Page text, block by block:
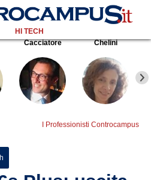
HI TECH
Cacciatore Chelini
I Professionisti Controcampus